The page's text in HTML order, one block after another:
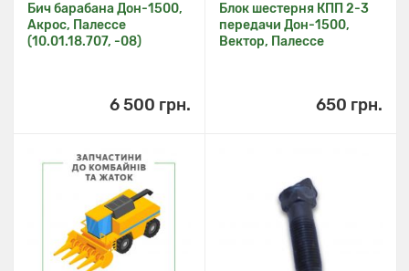
Бич барабана Дон-1500,
Акрос, Палессе
(10.01.18.707, -08)
6 500 грн.
Блок шестерня КПП 2-3
передачи Дон-1500,
Вектор, Палессе
650 грн.